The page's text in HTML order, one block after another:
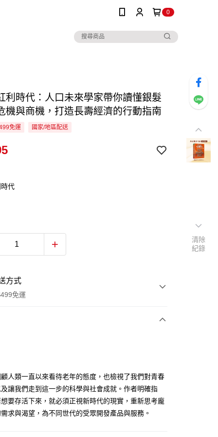
0
利時代：人口未來學家帶你讀懂銀髮
機與商機，打造長壽經濟的行動指南
免運 國家/地區配送
代
方式
免運
款
人類一直以來看待老年的態度，也檢視了我們對青春
讓我們走到這一步的科學與社會成就。作者明確指
要存活下來，就必須正視新時代的現實，重新思考龐
求與渴望，為不同世代的受眾開發產品與服務。
清除
紀錄